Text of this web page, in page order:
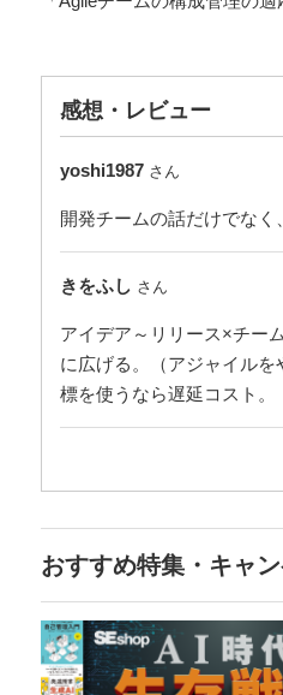
感想・レビュー
yoshi1987 さん
開発チームの話だけでな
きをふし さん
アイデア～リリース×チー
に広げる。（アジャイル
標を使うなら遅延コスト。
おすすめ特集・キャ